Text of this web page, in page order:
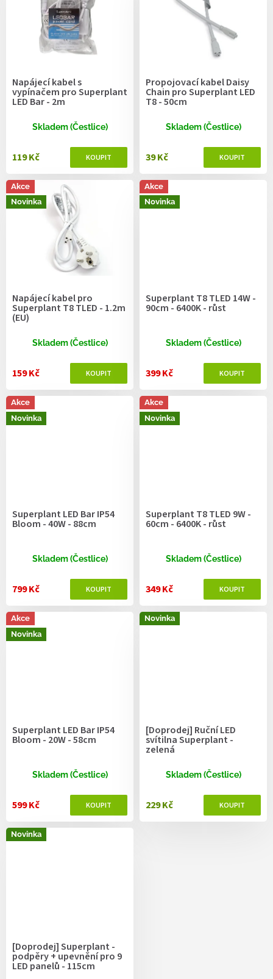
Napájecí kabel s
vypínačem pro Superplant
LED Bar - 2m
Skladem (Čestlice)
119 Kč
Propojovací kabel Daisy
Chain pro Superplant LED
T8 - 50cm
Skladem (Čestlice)
39 Kč
Akce
Novinka
Napájecí kabel pro
Superplant T8 TLED - 1.2m
(EU)
Skladem (Čestlice)
159 Kč
Akce
Novinka
Superplant T8 TLED 14W -
90cm - 6400K - růst
Skladem (Čestlice)
399 Kč
Akce
Novinka
Superplant LED Bar IP54
Bloom - 40W - 88cm
Skladem (Čestlice)
799 Kč
Akce
Novinka
Superplant T8 TLED 9W -
60cm - 6400K - růst
Skladem (Čestlice)
349 Kč
Akce
Novinka
Superplant LED Bar IP54
Bloom - 20W - 58cm
Skladem (Čestlice)
599 Kč
Novinka
[Doprodej] Ruční LED
svítilna Superplant -
zelená
Skladem (Čestlice)
229 Kč
Novinka
[Doprodej] Superplant -
podpěry + upevnění pro 9
LED panelů - 115cm